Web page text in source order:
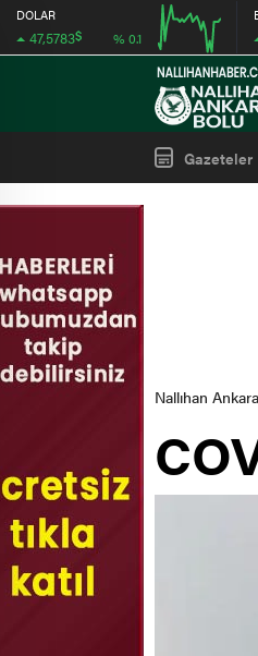
DOLAR
47,5783$ % 0.1
08:00
Gazeteler
Nallıhan